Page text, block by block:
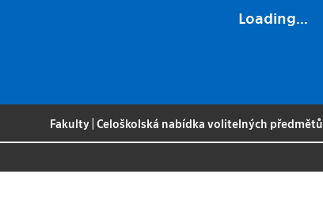
Loading...
Fakulty |Celoškolská nabídka volitelných předmětů